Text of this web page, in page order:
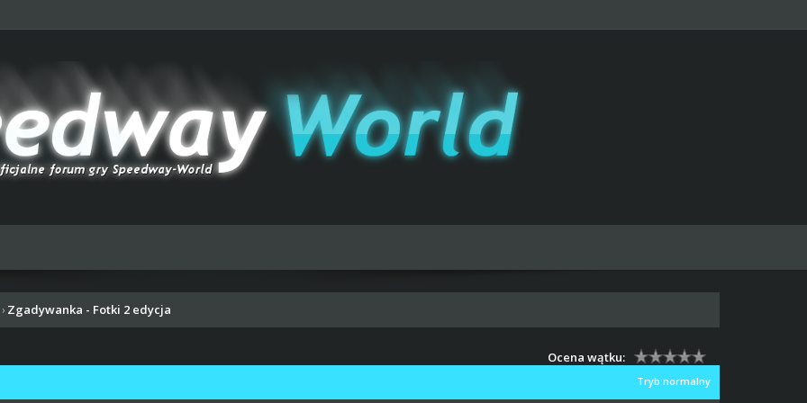
› Zgadywanka - Fotki 2 edycja
Ocena wątku:
Tryb normalny